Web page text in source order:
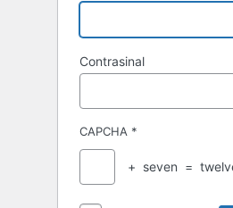
Contrasinal
CAPCHA *
+ seven =